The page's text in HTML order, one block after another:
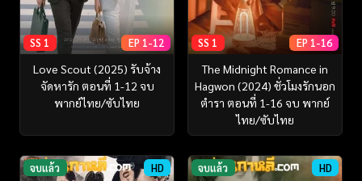
SS 1 EP 1-12
Love Scout (2025) รับจ้าง
จัดหารัก ตอนที่ 1-12 จบ
พากย์ไทย/ซับไทย
SS 1 EP 1-16
The Midnight Romance in
Hagwon (2024) ชั่วโมงรักนอก
ตำรา ตอนที่ 1-16 จบ พากย์
ไทย/ซับไทย
จบแล้ว HD จบแล้ว HD